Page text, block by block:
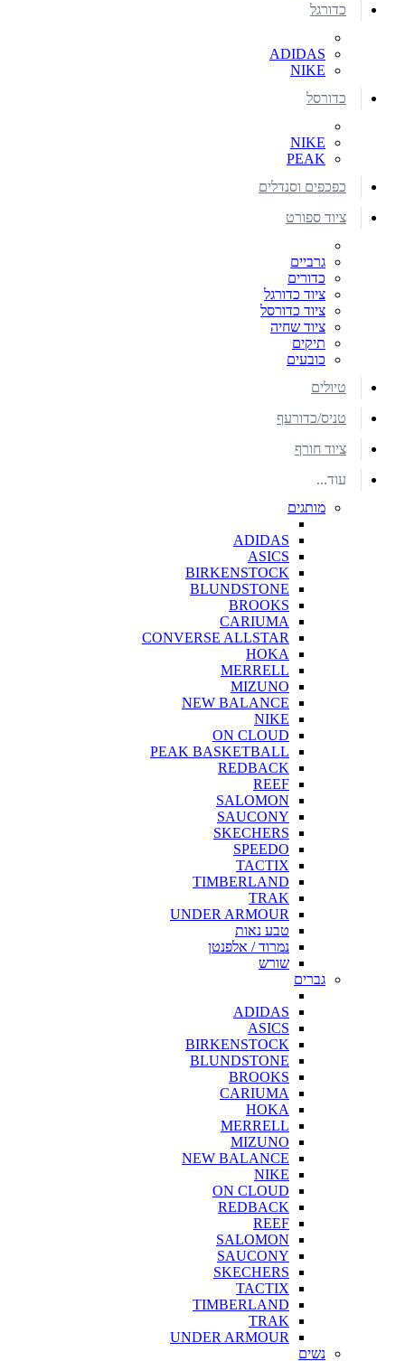
כדורגל
ADIDAS
NIKE
כדורסל
NIKE
PEAK
כפכפים וסנדלים
ציוד ספורט
גרביים
כדורים
ציוד כדורגל
ציוד כדורסל
ציוד שחיה
תיקים
כובעים
טיולים
טניס/כדורעף
ציוד חורף
עוד...
מותגים
ADIDAS
ASICS
BIRKENSTOCK
BLUNDSTONE
BROOKS
CARIUMA
CONVERSE ALLSTAR
HOKA
MERRELL
MIZUNO
NEW BALANCE
NIKE
ON CLOUD
PEAK BASKETBALL
REDBACK
REEF
SALOMON
SAUCONY
SKECHERS
SPEEDO
TACTIX
TIMBERLAND
TRAK
UNDER ARMOUR
טבע נאות
נמרוד / אלפנטן
שורש
גברים
ADIDAS
ASICS
BIRKENSTOCK
BLUNDSTONE
BROOKS
CARIUMA
HOKA
MERRELL
MIZUNO
NEW BALANCE
NIKE
ON CLOUD
REDBACK
REEF
SALOMON
SAUCONY
SKECHERS
TACTIX
TIMBERLAND
TRAK
UNDER ARMOUR
נשים